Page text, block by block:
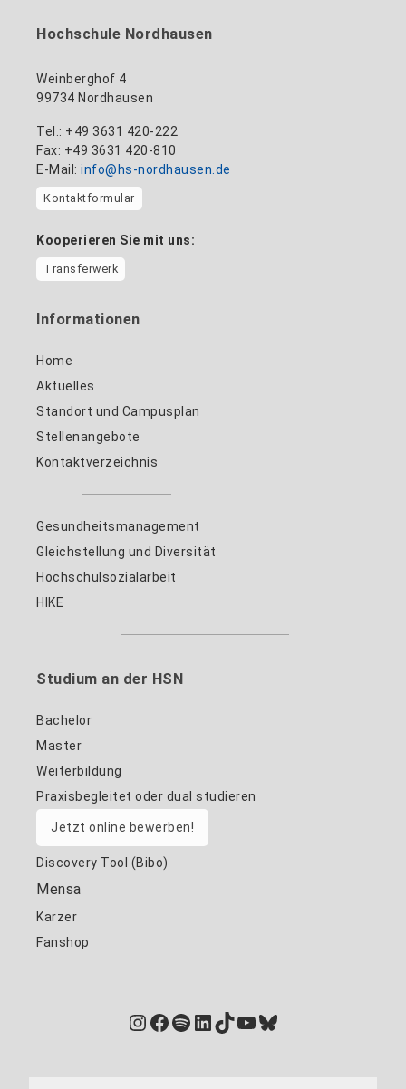
Hochschule Nordhausen
Weinberghof 4
99734 Nordhausen
Tel.: +49 3631 420-222
Fax: +49 3631 420-810
E-Mail: info@hs-nordhausen.de
Kontaktformular
Kooperieren Sie mit uns:
Transferwerk
Informationen
Home
Aktuelles
Standort und Campusplan
Stellenangebote
Kontaktverzeichnis
Gesundheitsmanagement
Gleichstellung und Diversität
Hochschulsozialarbeit
HIKE
Studium an der HSN
Bachelor
Master
Weiterbildung
Praxisbegleitet oder dual studieren
Jetzt online bewerben!
Discovery Tool (Bibo)
Mensa
Karzer
Fanshop
Instagram
Facebook
Spotify
LinkedIn
TikTok
YouTube
Bluesky